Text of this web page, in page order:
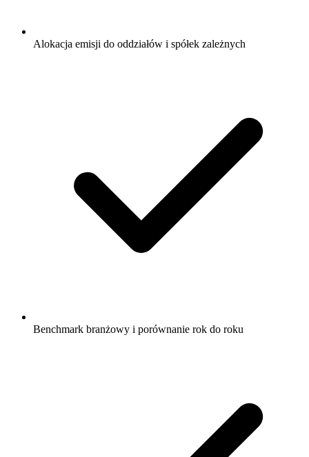
Alokacja emisji do oddziałów i spółek zależnych
Benchmark branżowy i porównanie rok do roku